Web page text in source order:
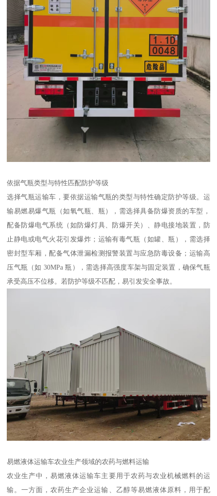
依据气瓶类型与特性匹配防护等级​
选择气瓶运输车，要依据运输气瓶的类型与特性确定防护等级。运
输易燃易爆气瓶（如氧气瓶、瓶），需选择具备防爆资质的车型，
配备防爆电气系统（如防爆灯具、防爆开关）、静电接地装置，防
止静电或电气火花引发爆炸；运输有毒气瓶（如罐、瓶），需选择
密封型车厢，配备气体泄漏检测报警装置与应急防毒设备；运输高
压气瓶（如 30MPa 瓶），需选择高强度车架与固定装置，确保气瓶
承受高压不位移。若防护等级不匹配，易引发安全事故。​
易燃液体运输车农业生产领域的农药与燃料运输​
农业生产中，易燃液体运输车主要用于农药与农业机械燃料的运
输。一方面，农药生产企业运输、乙醇等易燃液体原料，用于配